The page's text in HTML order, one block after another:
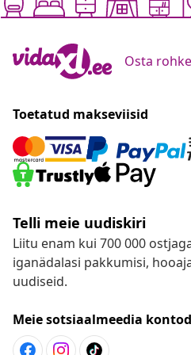
Osta
Toetatud makseviisid
Telli meie uudiskiri
Liitu enam kui 700 000
iganädalasi pakkumisi,
uudiseid.
Meie sotsiaalmeedia kontod